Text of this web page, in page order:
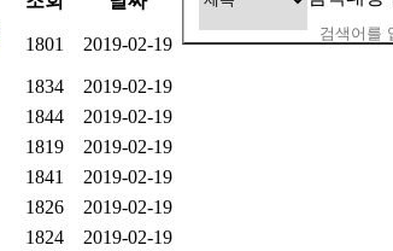
1801 2019-02-19
1834
2019-02-19
1844
2019-02-19
1819
2019-02-19
1841
2019-02-19
1826
2019-02-19
1824
2019-02-19